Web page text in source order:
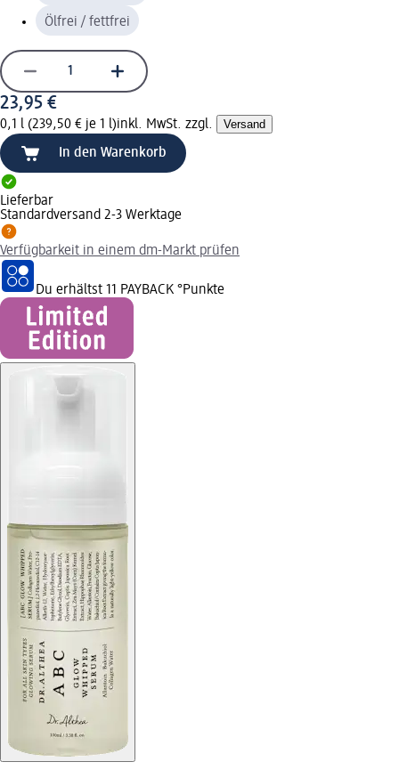
Ölfrei / fettfrei
23,95 €
0,1 l (239,50 € je 1 l)inkl. MwSt. zzgl. Versand
In den Warenkorb
Lieferbar
Standardversand 2-3 Werktage
Verfügbarkeit in einem dm-Markt prüfen
Du erhältst 11 PAYBACK °Punkte